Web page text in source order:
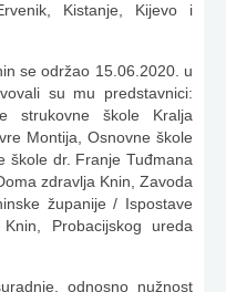
Kistanje, Kijevo i
se održao 15.06.2020. u
su mu predstavnici:
strukovne škole Kralja
Montija, Osnovne škole
škole dr. Franje Tuđmana
zdravlja Knin, Zavoda
županije / Ispostave
Probacijskog ureda
odnosno nužnost